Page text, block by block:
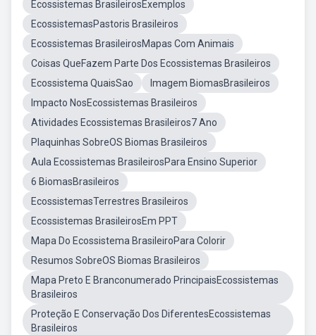
Ecossistemas BrasileirosExemplos
EcossistemasPastoris Brasileiros
Ecossistemas BrasileirosMapas Com Animais
Coisas QueFazem Parte Dos Ecossistemas Brasileiros
Ecossistema QuaisSao
Imagem BiomasBrasileiros
Impacto NosEcossistemas Brasileiros
Atividades Ecossistemas Brasileiros7 Ano
Plaquinhas SobreOS Biomas Brasileiros
Aula Ecossistemas BrasileirosPara Ensino Superior
6 BiomasBrasileiros
EcossistemasTerrestres Brasileiros
Ecossistemas BrasileirosEm PPT
Mapa Do Ecossistema BrasileiroPara Colorir
Resumos SobreOS Biomas Brasileiros
Mapa Preto E Branconumerado PrincipaisEcossistemas
Brasileiros
Proteção E Conservação Dos DiferentesEcossistemas
Brasileiros